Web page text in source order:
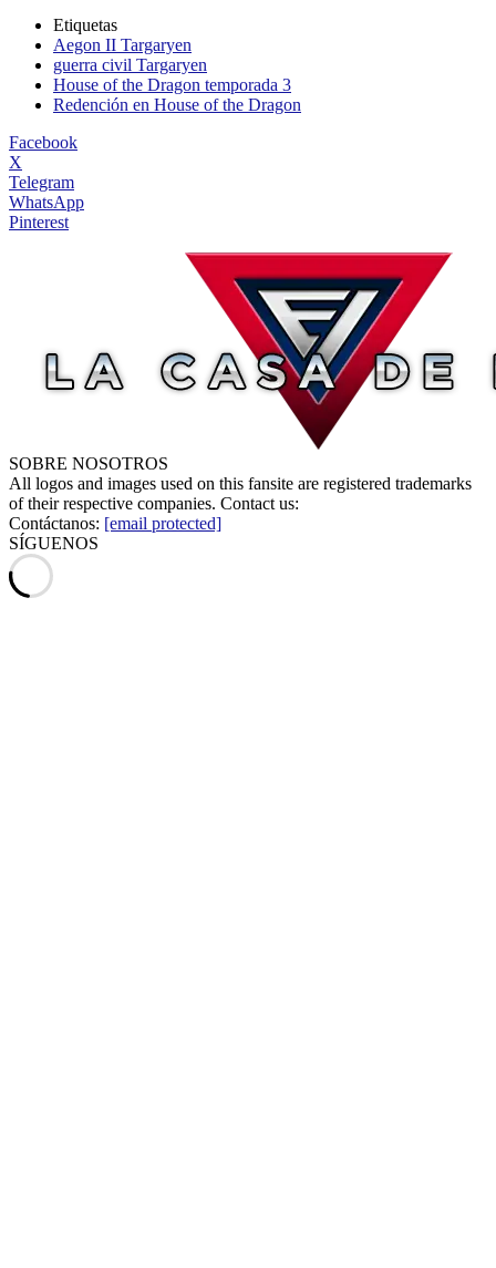
Etiquetas
Aegon II Targaryen
guerra civil Targaryen
House of the Dragon temporada 3
Redención en House of the Dragon
Facebook
X
Telegram
WhatsApp
Pinterest
SOBRE NOSOTROS
All logos and images used on this fansite are registered trademarks
of their respective companies. Contact us:
Contáctanos: [email protected]
SÍGUENOS